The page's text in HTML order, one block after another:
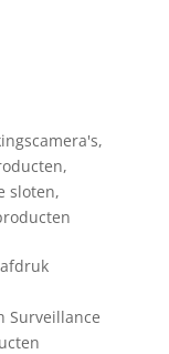
,
,
sloten,
Surveillance